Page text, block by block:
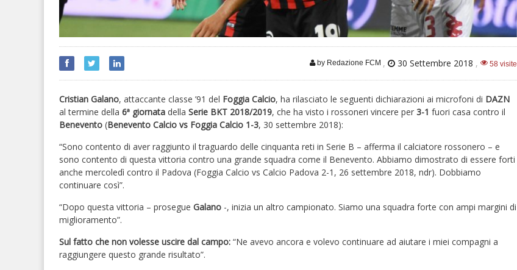
by Redazione FCM , 30 Settembre 2018 , 58 visite
Cristian Galano, attaccante classe ’91 del Foggia Calcio, ha rilasciato le seguenti dichiarazioni ai microfoni di DAZN
al termine della 6ª giornata della Serie BKT 2018/2019, che ha visto i rossoneri vincere per 3-1 fuori casa contro il
Benevento (Benevento Calcio vs Foggia Calcio 1-3, 30 settembre 2018):
“Sono contento di aver raggiunto il traguardo delle cinquanta reti in Serie B – afferma il calciatore rossonero – e
sono contento di questa vittoria contro una grande squadra come il Benevento. Abbiamo dimostrato di essere forti
anche mercoledì contro il Padova (Foggia Calcio vs Calcio Padova 2-1, 26 settembre 2018, ndr). Dobbiamo
continuare così”.
“Dopo questa vittoria – prosegue Galano -, inizia un altro campionato. Siamo una squadra forte con ampi margini di
miglioramento”.
Sul fatto che non volesse uscire dal campo: “Ne avevo ancora e volevo continuare ad aiutare i miei compagni a
raggiungere questo grande risultato”.